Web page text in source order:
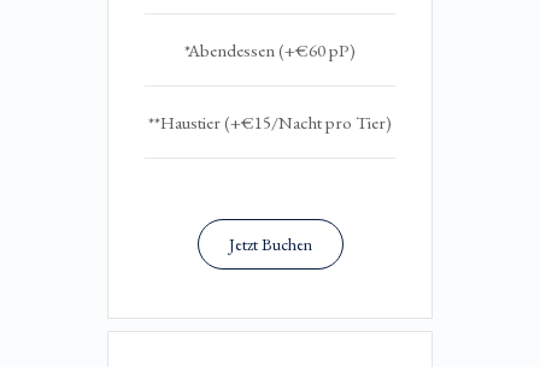
*Abendessen (+€60 pP)
**Haustier (+€15/Nacht pro Tier)
Jetzt Buchen